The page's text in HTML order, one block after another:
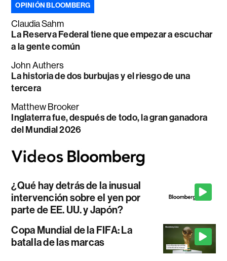
OPINIÓN BLOOMBERG
Claudia Sahm
La Reserva Federal tiene que empezar a escuchar
a la gente común
John Authers
La historia de dos burbujas y el riesgo de una
tercera
Matthew Brooker
Inglaterra fue, después de todo, la gran ganadora
del Mundial 2026
¿Qué hay detrás de la inusual
intervención sobre el yen por
parte de EE. UU. y Japón?
Copa Mundial de la FIFA: La
batalla de las marcas